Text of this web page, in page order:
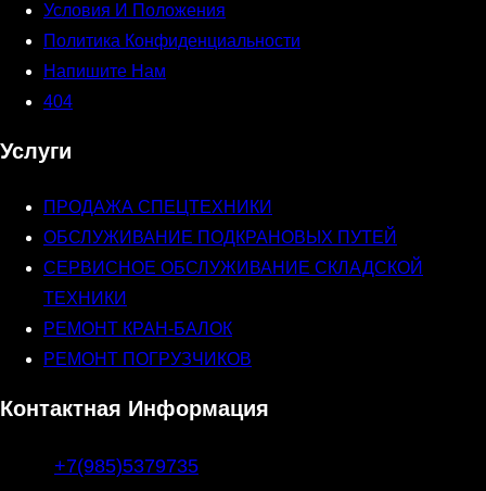
Условия И Положения
Политика Конфиденциальности
Напишите Нам
404
Услуги
ПРОДАЖА СПЕЦТЕХНИКИ
ОБСЛУЖИВАНИЕ ПОДКРАНОВЫХ ПУТЕЙ
СЕРВИСНОЕ ОБСЛУЖИВАНИЕ СКЛАДСКОЙ
ТЕХНИКИ
РЕМОНТ КРАН-БАЛОК
РЕМОНТ ПОГРУЗЧИКОВ
Контактная Информация
+7(985)5379735